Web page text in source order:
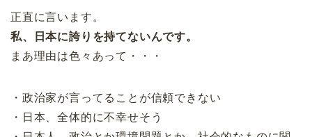
正直に言います。
私、日本に誇りを持てないんです。
まあ理由は色々あって・・・
・政治家が言ってることが信頼できない
・日本、全体的に不幸せそう